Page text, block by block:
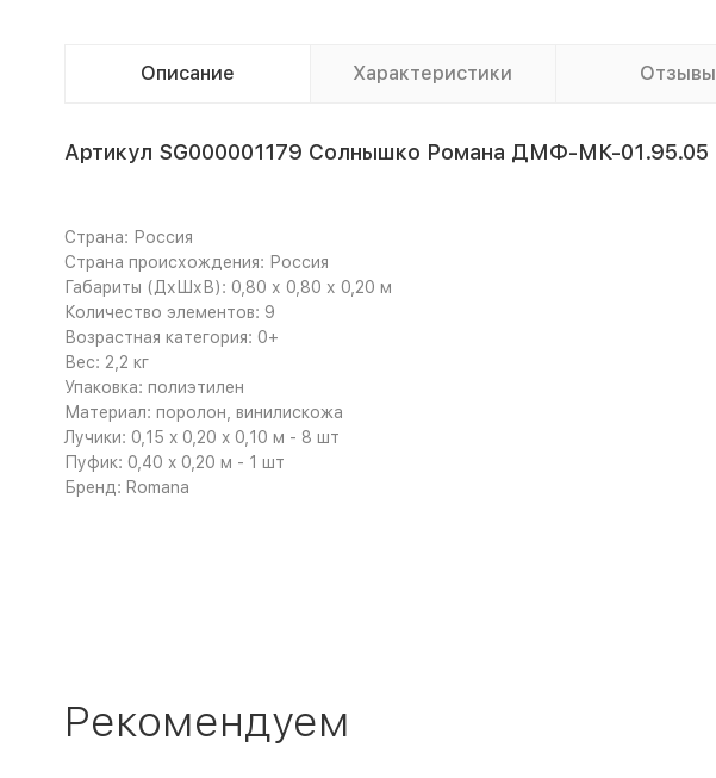
Описание Характеристики Отзывы
Артикул SG000001179 Солнышко Романа ДМФ-МК-01.95.05
Страна: Россия
Страна происхождения: Россия
Габариты (ДхШхВ): 0,80 х 0,80 х 0,20 м
Количество элементов: 9
Возрастная категория: 0+
Вес: 2,2 кг
Упаковка: полиэтилен
Материал: поролон, винилискожа
Лучики: 0,15 x 0,20 x 0,10 м - 8 шт
Пуфик: 0,40 x 0,20 м - 1 шт
Бренд: Romana
Рекомендуем